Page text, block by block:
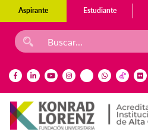
Aspirante Estudiante